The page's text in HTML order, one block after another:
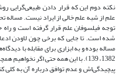
نکته دوم این که قرار دادن ‌طبیعی‌گرایی
علم از شبه علم خالی از ایراد نیست.
توجه فیلسوفان علم قرار گرفته است و
شده است. تا جایی که برخی چون لاودن
مساله بوده و به ابزاری برای مقابله با
1382، 139). با این همه حتی اگر
پیچیدگی‌اش و عدم توافق درباره آن به کلی